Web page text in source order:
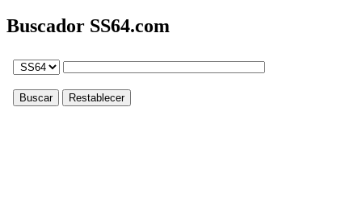
Buscador SS64.com